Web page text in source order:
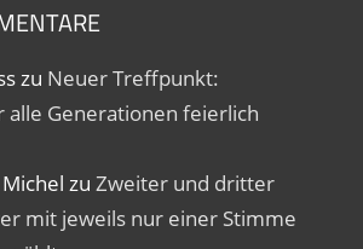
zu Neuer Treffpunkt:
alle Generationen feierlich
zu Zweiter und dritter
mit jeweils nur einer Stimme